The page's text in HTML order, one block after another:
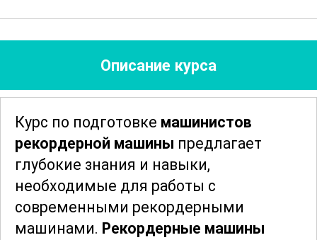
Описание курса
Курс по подготовке машинистов
рекордерной машины предлагает
глубокие знания и навыки,
необходимые для работы с
современными рекордерными
машинами. Рекордерные машины